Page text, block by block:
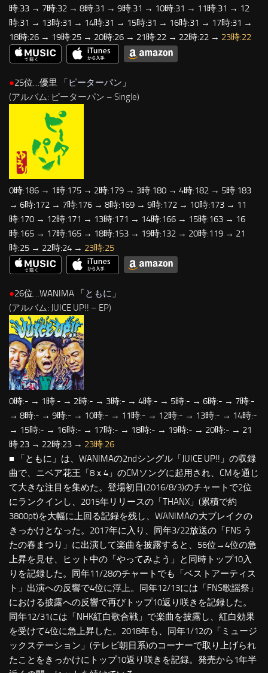
時:33 → 7時:32 → 8時:31 → 9時:31 → 10時:31 → 11時:31 → 12
時:31 → 13時:31 → 14時:31 → 15時:31 → 16時:31 → 17時:31 →
18時:26 → 19時:25 → 20時:26 → 21時:22 → 22時:22 → 23時:22
●25位…優里 「ピーターパン 」
(アルバム: ピーターパン – Single)
0時:186 → 1時:175 → 2時:179 → 3時:180 → 4時:182 → 5時:183
→ 6時:172 → 7時:176 → 8時:169 → 9時:172 → 10時:173 → 11
時:170 → 12時:171 → 13時:171 → 14時:166 → 15時:163 → 16
時:165 → 17時:165 → 18時:153 → 19時:132 → 20時:119 → 21
時:25 → 22時:24 → 23時:25
●26位…WANIMA 「 ともに 」
(アルバム: JUICE UP!! – EP)
0時:- → 1時:- → 2時:- → 3時:- → 4時:- → 5時:- → 6時:- → 7時:-
→ 8時:- → 9時:- → 10時:- → 11時:- → 12時:- → 13時:- → 14時:-
→ 15時:- → 16時:- → 17時:- → 18時:- → 19時:- → 20時:- → 21
時:23 → 22時:23 → 23時:26
■ 「ともに」は、WANIMAの2ndシングル「JUICE UP!!」の収録
曲で、ニベア花王「8ｘ4」のCMソングに起用され、CMを通じ
て大きな注目を集めた。登場初日(2016/8/3)のチャートで2位
にランクインし、2015年リリースの「THANX」(累積で約
3800pt)を大幅に上回る記録を残し、WANIMAの大ブレイクの
きっかけとなった。2017年に入り、同年3/22放送の「FNS う
たの春まつり」に出演して楽曲を披露すると、56位→4位の急
上昇を見せ、ヒット中の「やってみよう」と同時トップ10入
りを記録した。同年11/28のチャートでも「ベストアーティス
ト」出演への反響で4位に浮上。同年12/13には「FNS歌謡祭」
における披露への反響で再びトップ10返り咲きを記録した。
同年12/31には「NHK紅白歌合戦」で楽曲を披露し、紅白効果
を受けて4位に急上昇した。2018年も、同年1/12の「ミュージ
ックステーション」(テレビ朝日系)のコーナーで取り上げられ
たことをきっかけにトップ10返り咲きを記録。発売から1年半